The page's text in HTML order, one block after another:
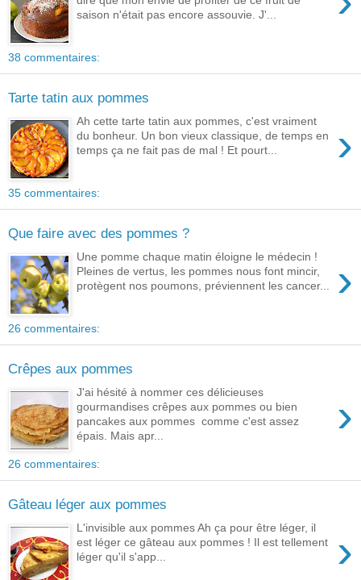
saison n'était pas encore assouvie. J'...
38 commentaires:
Tarte tatin aux pommes
›
Ah cette tarte tatin aux pommes, c'est vraiment
du bonheur. Un bon vieux classique, de temps en
temps ça ne fait pas de mal ! Et pourt...
35 commentaires:
Que faire avec des pommes ?
›
Une pomme chaque matin éloigne le médecin !
Pleines de vertus, les pommes nous font mincir,
protègent nos poumons, préviennent les cancer...
26 commentaires:
Crêpes aux pommes
›
J'ai hésité à nommer ces délicieuses
gourmandises crêpes aux pommes ou bien
pancakes aux pommes comme c'est assez
épais. Mais apr...
26 commentaires:
Gâteau léger aux pommes
›
L'invisible aux pommes Ah ça pour être léger, il
est léger ce gâteau aux pommes ! Il est tellement
léger qu'il s'app...